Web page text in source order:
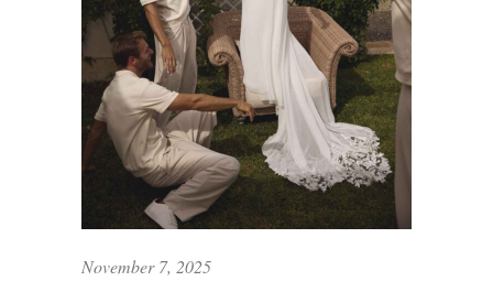
November 7, 2025